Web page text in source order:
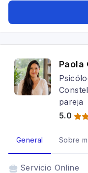
Paola
pareja
5.0
General Sobre
Servicio Online